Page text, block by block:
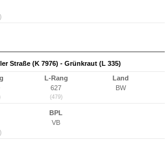
Straße (K 7976) - Grünkraut (L 335)
L-Rang
627
(479)
Land
BW
BPL
VB